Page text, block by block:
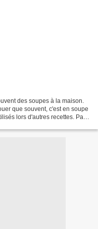
des soupes à la maison.
que souvent, c'est en soupe
lors d'autres recettes. Par